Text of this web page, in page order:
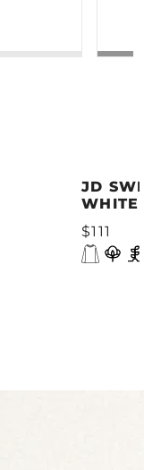
JD
WHITE
$111